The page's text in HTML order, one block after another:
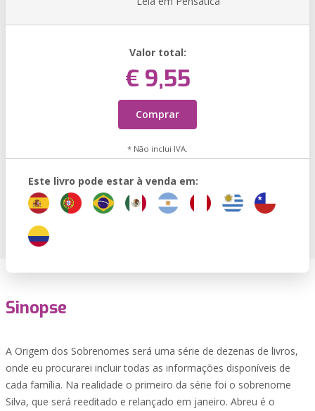
Valor total:
€ 9,55
Comprar
* Não inclui IVA.
Este livro pode estar à venda em:
Sinopse
A Origem dos Sobrenomes será uma série de dezenas de livros,
onde eu procurarei incluir todas as informações disponíveis de
cada família. Na realidade o primeiro da série foi o sobrenome
Silva, que será reeditado e relançado em janeiro. Abreu é o